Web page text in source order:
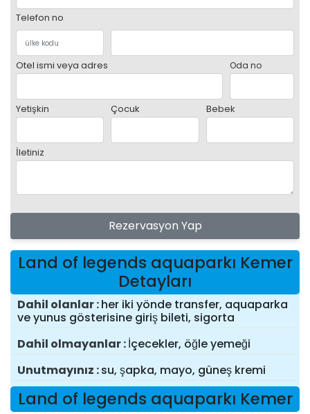
Telefon no
Otel ismi veya adres Oda no
Yetişkin Çocuk Bebek
İletiniz
Rezervasyon Yap
Land of legends aquaparkı Kemer
Detayları
Dahil olanlar her iki yönde transfer, aquaparka
ve yunus gösterisine giriş bileti, sigorta
Dahil olmayanlar İçecekler, öğle yemeği
Unutmayınız su, şapka, mayo, güneş kremi
Land of legends aquaparkı Kemer